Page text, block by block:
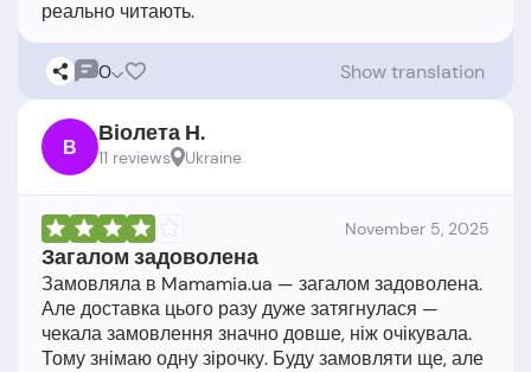
0 Show translation
В Віолета Н.
11 reviews Ukraine
November 5, 2025
Загалом задоволена
Замовляла в Mamamia.ua — загалом задоволена.
Але доставка цього разу дуже затягнулася —
чекала замовлення значно довше, ніж очікувала.
Тому знімаю одну зірочку. Буду замовляти ще, але